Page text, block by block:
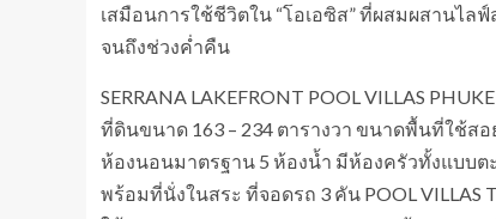
เสมือนการใช้ชีวิตใน “โอเอซิส” ที่ผสมผสานไล
จนถึงช่วงค่ำคืน
SERRANA LAKEFRONT POOL VILLAS
ที่ดินขนาด 163 – 234 ตารางวา ขนาดพื้นที่ใช้ส
ห้องนอนมาตรฐาน 5 ห้องน้ำ มีห้องครัวทั้งแบบต
พร้อมที่นั่งในสระ ที่จอดรถ 3 คัน POOL VILLAS